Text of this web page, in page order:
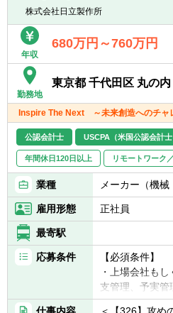
化は一刻の猶予
が、経理部は会
長余地があり、
必要です。
現在、本社経理
が在籍していま
20代、30代と
る組織です。企
く受け入れ、結
に共感し集まっ
メンバーが、互
い、切磋琢磨し
きる強靭な組
ンス強化とメ
動産業界日本一
＜経験できるこ
専門のご経験を
ルアップが可能
東京本部の経理
その中でも、①
か各プロジェク
います。
まずは、ご担当
だきますが、
チームをフォロ
な風土でもあり
＜会社の特徴＞
成長×M＆A成長
同社は1951年
アリング専業
70年間、積極
まいりました。
株式会社日立製作所
年収
680万円～760万円
勤務地
東京都 千代田区 丸の内
Inspire The Next ～未来創造へのチャ
公認会計士 USCPA（米国公認会計士
年間休日120日以上 リモートワーク
業種 メーカー（機械
雇用形態 正社員
最寄駅
応募条件
【必須条件】
・上場会社も
支管理、予実管
をお持ちの方(2
仕事内容
＜【326】攻め